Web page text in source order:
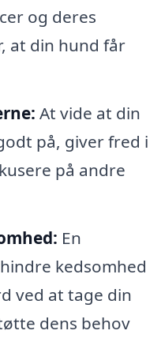
og deres
at din hund får
At vide at din
på, giver fred i
på andre
En
kedsomhed
ved at tage din
dens behov